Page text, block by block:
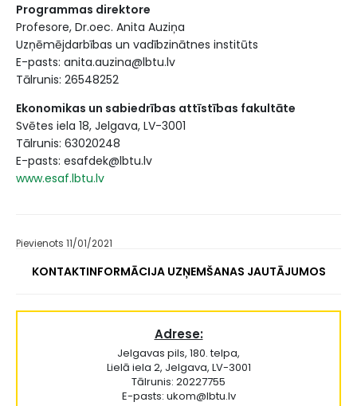
Programmas direktore
Profesore, Dr.oec. Anita Auziņa
Uzņēmējdarbības un vadībzinātnes institūts
E-pasts: anita.auzina@lbtu.lv
Tālrunis: 26548252
Ekonomikas un sabiedrības attīstības fakultāte
Svētes iela 18, Jelgava, LV-3001
Tālrunis: 63020248
E-pasts: esafdek@lbtu.lv
www.esaf.lbtu.lv
Pievienots 11/01/2021
KONTAKTINFORMĀCIJA UZŅEMŠANAS JAUTĀJUMOS
Adrese:
Jelgavas pils, 180. telpa,
Lielā iela 2, Jelgava, LV-3001
Tālrunis: 20227755
E-pasts: ukom@lbtu.lv